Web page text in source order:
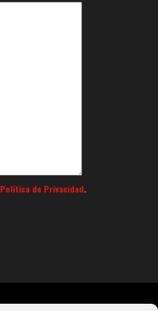
Política de Privacidad.